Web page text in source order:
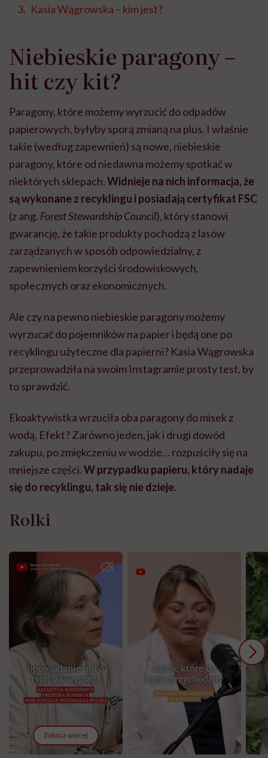
Kasia Wągrowska – kim jest?
Niebieskie paragony –
hit czy kit?
Paragony, które możemy wyrzucić do odpadów
papierowych, byłyby sporą zmianą na plus. I właśnie
takie (według zapewnień) są nowe, niebieskie
paragony, które od niedawna możemy spotkać w
niektórych sklepach.Widnieje na nich informacja, że
są wykonane z recyklingu i posiadają certyfikat FSC
(z ang. Forest Stewardship Council), który stanowi
gwarancję, że takie produkty pochodzą z lasów
zarządzanych w sposób odpowiedzialny, z
zapewnieniem korzyści środowiskowych,
społecznych oraz ekonomicznych.
Ale czy na pewno niebieskie paragony możemy
wyrzucać do pojemników na papier i będą one po
recyklingu użyteczne dla papierni? Kasia Wągrowska
przeprowadziła na swoim Instagramie prosty test, by
to sprawdzić.
Ekoaktywistka wrzuciła oba paragony do misek z
wodą. Efekt? Zarówno jeden, jak i drugi dowód
zakupu, po zmiękczeniu w wodzie… rozpuściły się na
mniejsze części.W przypadku papieru, który nadaje
się do recyklingu, tak się nie dzieje.
Rolki
Zobacz więcej